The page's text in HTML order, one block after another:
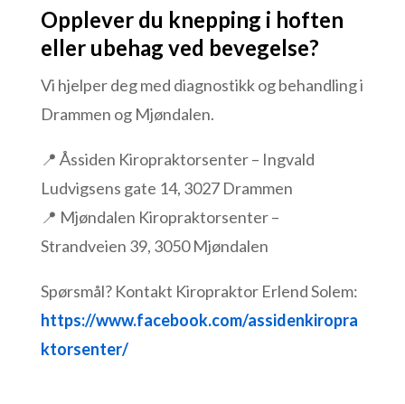
Opplever du knepping i hoften
eller ubehag ved bevegelse?
Vi hjelper deg med diagnostikk og behandling i
Drammen og Mjøndalen.
📍 Åssiden Kiropraktorsenter – Ingvald
Ludvigsens gate 14, 3027 Drammen
📍 Mjøndalen Kiropraktorsenter –
Strandveien 39, 3050 Mjøndalen
Spørsmål? Kontakt Kiropraktor Erlend Solem:
https://www.facebook.com/assidenkiropra
ktorsenter/